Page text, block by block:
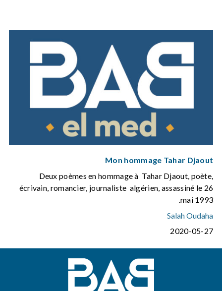
Mon hommage Tahar Djaout
Deux poèmes en hommage à Tahar Djaout, poète,
écrivain, romancier, journaliste algérien, assassiné le 26
mai 1993.
Salah Oudaha
2020-05-27